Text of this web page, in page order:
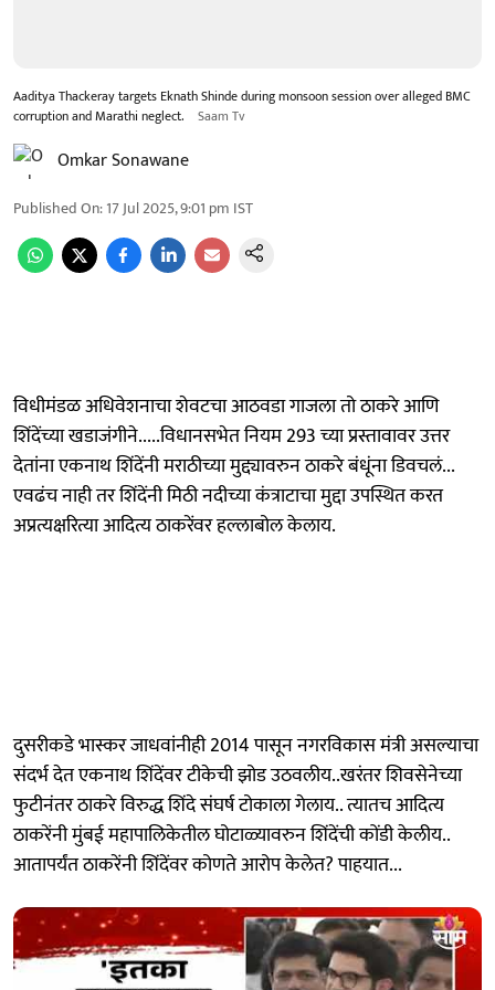
Aaditya Thackeray targets Eknath Shinde during monsoon session over alleged BMC
corruption and Marathi neglect.
Saam Tv
Omkar Sonawane
Published On:17 Jul 2025, 9:01 pm IST
विधीमंडळ अधिवेशनाचा शेवटचा आठवडा गाजला तो ठाकरे आणि
शिंदेंच्या खडाजंगीने.....विधानसभेत नियम 293 च्या प्रस्तावावर उत्तर
देतांना एकनाथ शिंदेंनी मराठीच्या मुद्द्यावरुन ठाकरे बंधूंना डिवचलं...
एवढंच नाही तर शिंदेंनी मिठी नदीच्या कंत्राटाचा मुद्दा उपस्थित करत
अप्रत्यक्षरित्या आदित्य ठाकरेंवर हल्लाबोल केलाय.
दुसरीकडे भास्कर जाधवांनीही 2014 पासून नगरविकास मंत्री असल्याचा
संदर्भ देत एकनाथ शिंदेंवर टीकेची झोड उठवलीय..खरंतर शिवसेनेच्या
फुटीनंतर ठाकरे विरुद्ध शिंदे संघर्ष टोकाला गेलाय.. त्यातच आदित्य
ठाकरेंनी मुंबई महापालिकेतील घोटाळ्यावरुन शिंदेंची कोंडी केलीय..
आतापर्यंत ठाकरेंनी शिंदेंवर कोणते आरोप केलेत? पाहयात...